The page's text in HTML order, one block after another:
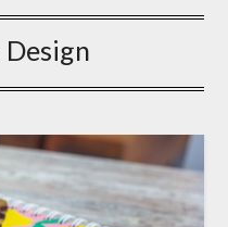
Design